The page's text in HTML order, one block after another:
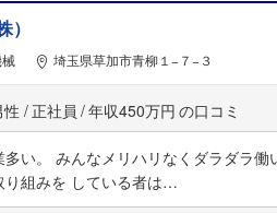
）
埼玉県草加市青柳１−７−３
正社員 年収450万円
多い。 みんなメリハリなくダラダラ
り組みを している者は…